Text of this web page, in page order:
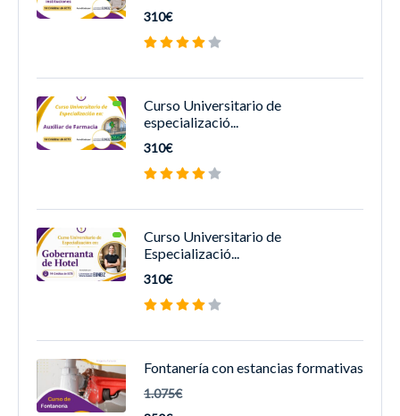
310€
Curso Universitario de
especializació...
310€
Curso Universitario de
Especializació...
310€
Fontanería con estancias formativas
1.075€